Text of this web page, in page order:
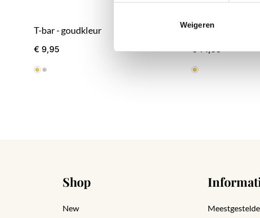
Weigeren
T-bar - goudkleur
€ 9,95
RVS harten
€ 14,95
Shop
New